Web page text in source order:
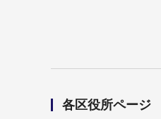
各区役所ページ